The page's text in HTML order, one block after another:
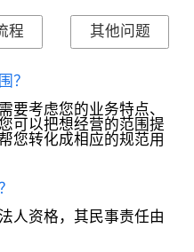
程 其他问题
？
要考虑您的业务特点、
可以把想经营的范围提
您转化成相应的规范用
人资格，其民事责任由